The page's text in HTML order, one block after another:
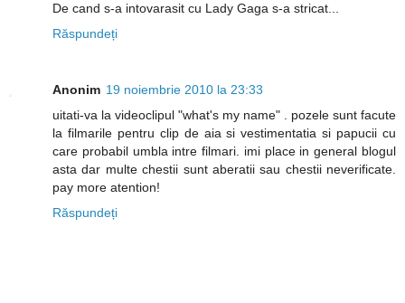
De cand s-a intovarasit cu Lady Gaga s-a stricat...
Răspundeți
Anonim 19 noiembrie 2010 la 23:33
uitati-va la videoclipul "what's my name" . pozele sunt facute
la filmarile pentru clip de aia si vestimentatia si papucii cu
care probabil umbla intre filmari. imi place in general blogul
asta dar multe chestii sunt aberatii sau chestii neverificate.
pay more atention!
Răspundeți